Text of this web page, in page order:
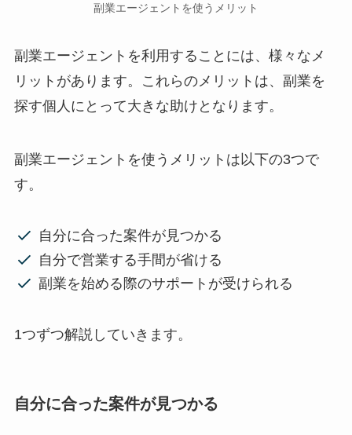
副業エージェントを使うメリット
副業エージェントを利用することには、様々なメ
リットがあります。これらのメリットは、副業を
探す個人にとって大きな助けとなります。
副業エージェントを使うメリットは以下の3つで
す。
自分に合った案件が見つかる
自分で営業する手間が省ける
副業を始める際のサポートが受けられる
1つずつ解説していきます。
自分に合った案件が見つかる